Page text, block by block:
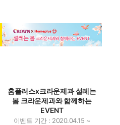
홈플러스x크라운제과 설레는
봄 크라운제과와 함께하는
EVENT
이벤트 기간 : 2020.04.15 ~